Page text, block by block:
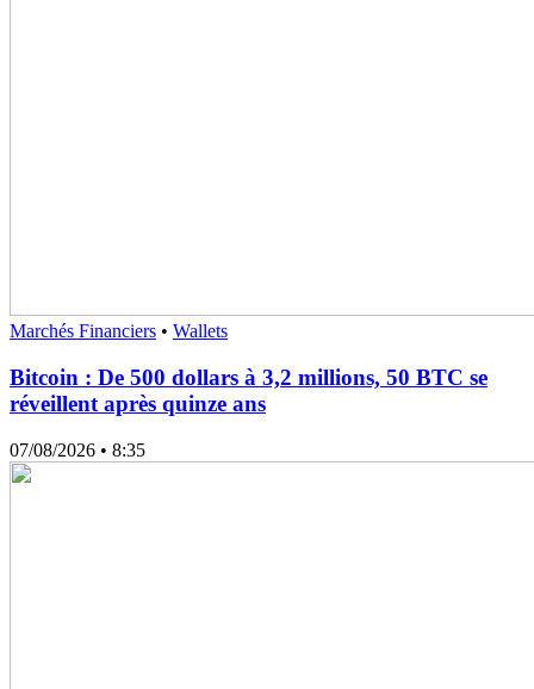
Marchés Financiers • Wallets
Bitcoin : De 500 dollars à 3,2 millions, 50 BTC se
réveillent après quinze ans
07/08/2026 • 8:35